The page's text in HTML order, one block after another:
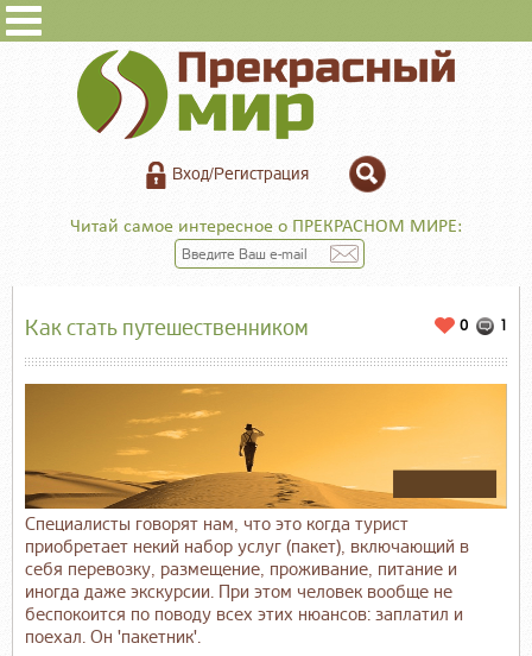
Вход/Регистрация
Читай самое интересное о ПРЕКРАСНОМ МИРЕ:
1
0
Как стать путешественником
Специалисты говорят нам, что это когда турист
приобретает некий набор услуг (пакет), включающий в
себя перевозку, размещение, проживание, питание и
иногда даже экскурсии. При этом человек вообще не
беспокоится по поводу всех этих нюансов: заплатил и
поехал. Он 'пакетник'.